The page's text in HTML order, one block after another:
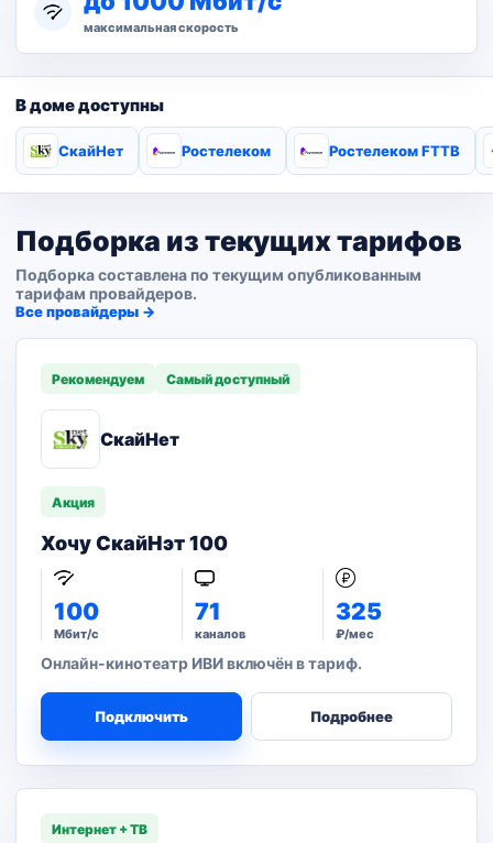
максимальная скорость
В доме доступны
СкайНет Ростелеком Ростелеком FTTB
Подборка из текущих тарифов
Подборка составлена по текущим опубликованным
тарифам провайдеров.
Все провайдеры →
Рекомендуем Самый доступный
СкайНет
Акция
Хочу СкайНэт 100
100
Мбит/с
71
каналов
325
₽/мес
Онлайн-кинотеатр ИВИ включён в тариф.
Подключить Подробнее
Интернет + ТВ